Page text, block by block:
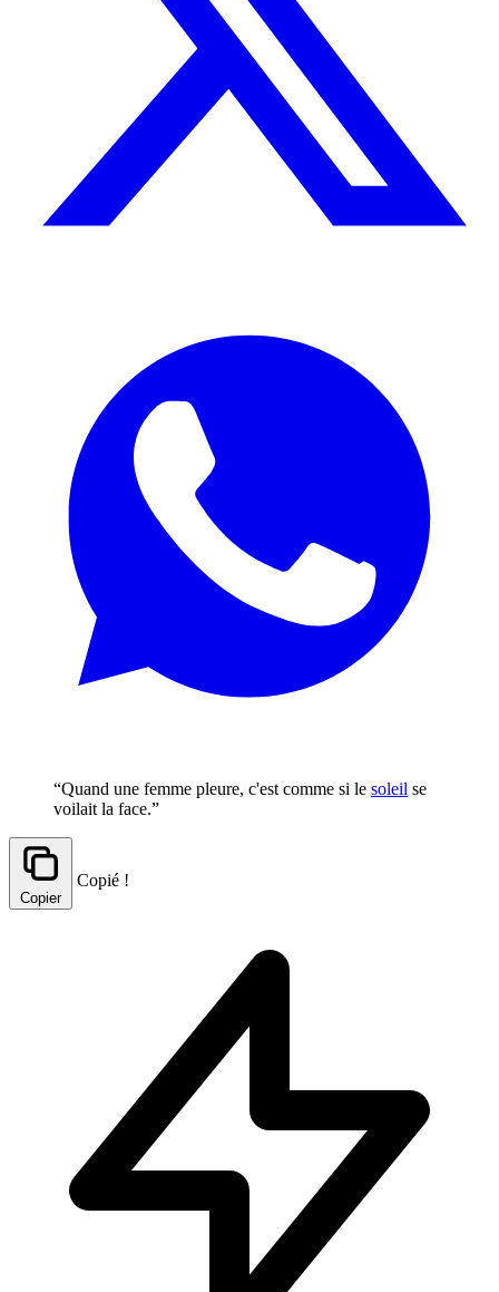
“Quand une femme pleure, c'est comme si le soleil se
voilait la face.”
Copier
Copié !